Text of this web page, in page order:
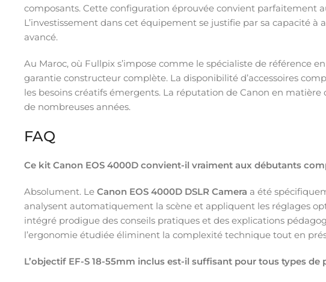
composants. Cette configuration éprouvée convient parfaitement
L’investissement dans cet équipement se justifie par sa capacité
avancé.
Au Maroc, où Fullpix s’impose comme le spécialiste de référence
garantie constructeur complète. La disponibilité d’accessoires
les besoins créatifs émergents. La réputation de Canon en
de nombreuses années.
FAQ
Ce kit Canon EOS 4000D convient-il vraiment aux débutants
Absolument. Le Canon EOS 4000D DSLR Camera a été
analysent automatiquement la scène et appliquent les réglages
intégré prodigue des conseils pratiques et des explications
l’ergonomie étudiée éliminent la complexité technique tout en
L’objectif EF-S 18-55mm inclus est-il suffisant pour tous types de